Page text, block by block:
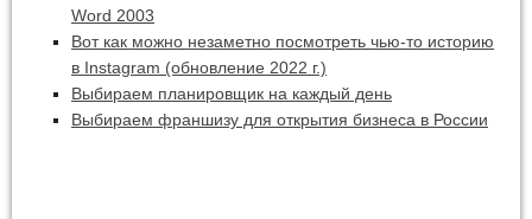
Word 2003
Вот как можно незаметно посмотреть чью-то историю
в Instagram (обновление 2022 г.)
Выбираем планировщик на каждый день
Выбираем франшизу для открытия бизнеса в России